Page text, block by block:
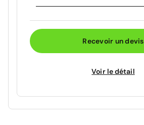
Recevoir un devis
Voir le détail